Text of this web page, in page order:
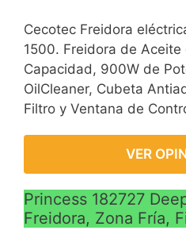
Cecotec Freidora
1500. Freidora de Aceite
Capacidad, 900W de
OilCleaner, Cubeta
Filtro y Ventana de
VER
Princess 182727
Freidora, Zona Fría,